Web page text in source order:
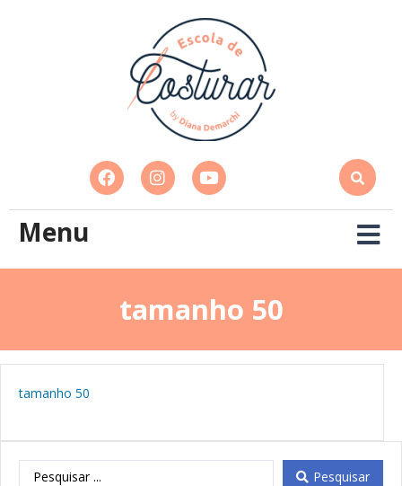
Menu
tamanho 50
tamanho 50
Pesquisar